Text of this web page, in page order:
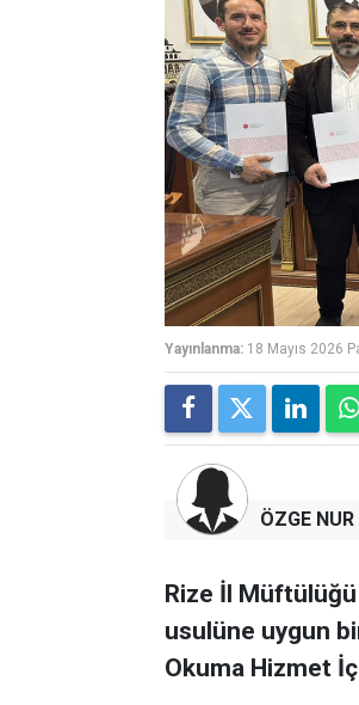
Yayınlanma: 18 Mayıs 2026
ÖZGE
Rize İl
usulüne uygun
Okuma Hizmet